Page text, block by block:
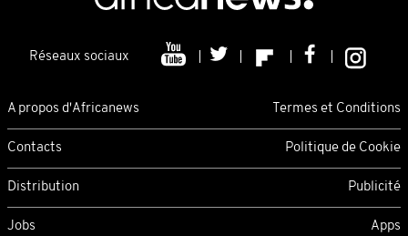
Réseaux sociaux
A propos d'Africanews Termes et Conditions
Contacts Politique de Cookie
Distribution Publicité
Jobs Apps